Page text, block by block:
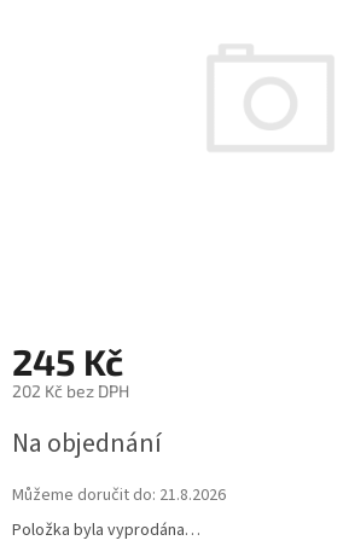
245 Kč
202 Kč bez DPH
Na objednání
Můžeme doručit do: 21.8.2026
Položka byla vyprodána…